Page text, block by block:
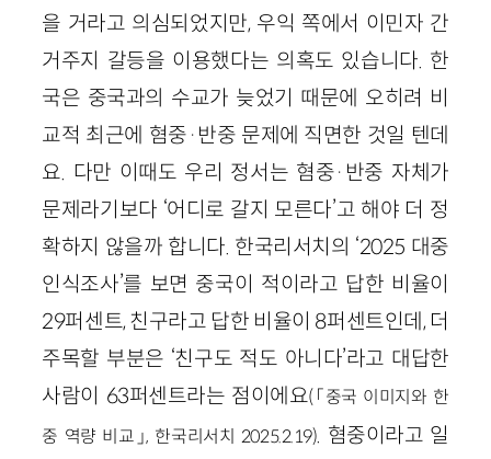
을 거라고 의심되었지만, 우익 쪽에서 이민자 간
거주지 갈등을 이용했다는 의혹도 있습니다. 한
국은 중국과의 수교가 늦었기 때문에 오히려 비
교적 최근에 혐중·반중 문제에 직면한 것일 텐데
요. 다만 이때도 우리 정서는 혐중·반중 자체가
문제라기보다 ‘어디로 갈지 모른다’고 해야 더 정
확하지 않을까 합니다. 한국리서치의 ‘2025 대중
인식조사’를 보면 중국이 적이라고 답한 비율이
29퍼센트, 친구라고 답한 비율이 8퍼센트인데, 더
주목할 부분은 ‘친구도 적도 아니다’라고 대답한
사람이 63퍼센트라는 점이에요(「중국 이미지와 한
중 역량 비교」, 한국리서치 2025.2.19). 혐중이라고 일